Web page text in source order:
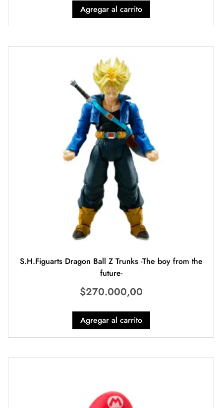
Agregar al carrito
S.H.Figuarts Dragon Ball Z Trunks -The boy from the
future-
$270.000,00
Agregar al carrito